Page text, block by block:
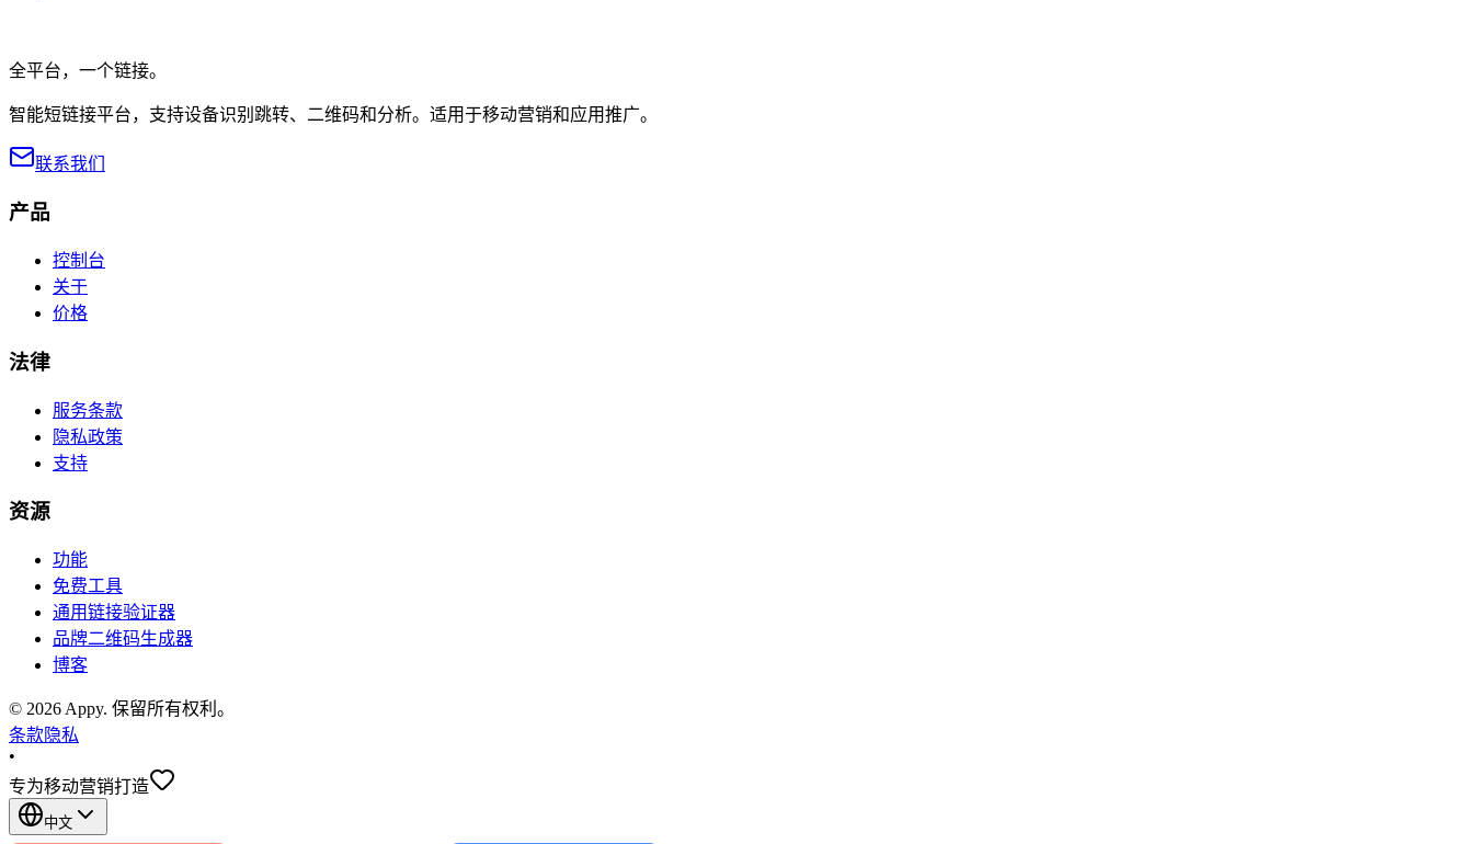
全平台，一个链接。
智能短链接平台，支持设备识别跳转、二维码和分析。适用于移动营销和应用推广。
联系我们
产品
控制台
关于
价格
法律
服务条款
隐私政策
支持
资源
功能
免费工具
通用链接验证器
品牌二维码生成器
博客
© 2026 Appy. 保留所有权利。
条款隐私
•
专为移动营销打造
中文